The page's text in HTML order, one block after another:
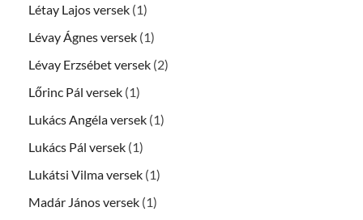
Létay Lajos versek (1)
Lévay Ágnes versek (1)
Lévay Erzsébet versek (2)
Lőrinc Pál versek (1)
Lukács Angéla versek (1)
Lukács Pál versek (1)
Lukátsi Vilma versek (1)
Madár János versek (1)